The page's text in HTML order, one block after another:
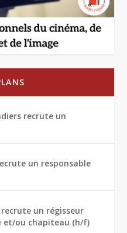
recrute un
un responsable
un régisseur
et/ou chapiteau (h/f)